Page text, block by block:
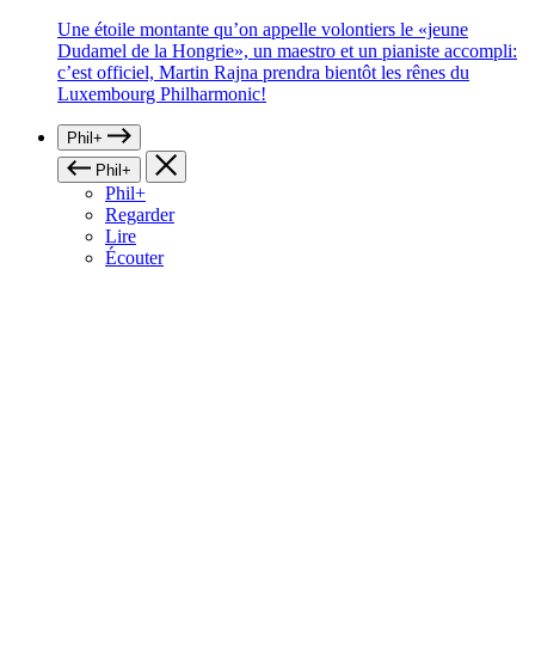
Une étoile montante qu’on appelle volontiers le «jeune
Dudamel de la Hongrie», un maestro et un pianiste accompli:
c’est officiel, Martin Rajna prendra bientôt les rênes du
Luxembourg Philharmonic!
Phil+
Phil+
Phil+
Regarder
Lire
Écouter